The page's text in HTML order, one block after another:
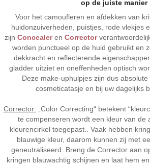
op de juiste manier
Voor het camoufleren en afdekken van
huidonzuiverheden, puistjes, rode vlekjes
zijn Concealeren Corrector
worden punctueel op de huid gebruikt en
dekkracht en reflecterende
gladder uitziet en oneffenheden optisch
Deze make-uphulpjes zijn dus
cosmeticatasje en bij uw dagelijks
Corrector: „Color Correcting“ betekent
te compenseren wordt een kleur van de
kleurencirkel toegepast.. Vaak hebben
blauwige kleur, daarom kunnen zij met
geneutraliseerd. Breng de Corrector aan
kringen blauwachtig schijnen en laat hem